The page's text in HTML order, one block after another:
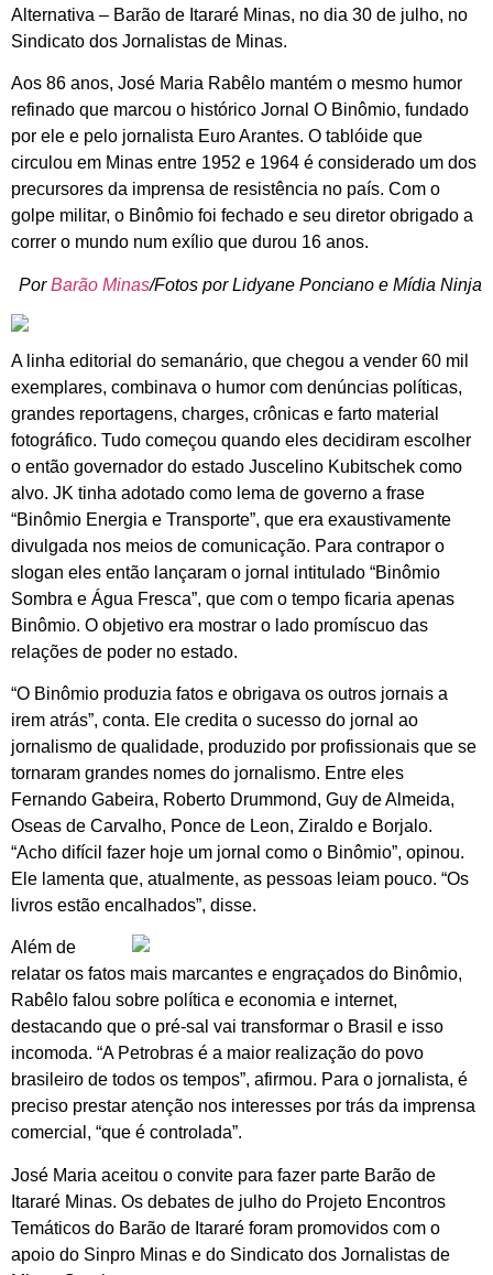
Alternativa – Barão de Itararé Minas, no dia 30 de julho, no
Sindicato dos Jornalistas de Minas.
Aos 86 anos, José Maria Rabêlo mantém o mesmo humor
refinado que marcou o histórico Jornal O Binômio, fundado
por ele e pelo jornalista Euro Arantes. O tablóide que
circulou em Minas entre 1952 e 1964 é considerado um dos
precursores da imprensa de resistência no país. Com o
golpe militar, o Binômio foi fechado e seu diretor obrigado a
correr o mundo num exílio que durou 16 anos.
PorBarão Minas/Fotos por Lidyane Ponciano e Mídia Ninja
A linha editorial do semanário, que chegou a vender 60 mil
exemplares, combinava o humor com denúncias políticas,
grandes reportagens, charges, crônicas e farto material
fotográfico. Tudo começou quando eles decidiram escolher
o então governador do estado Juscelino Kubitschek como
alvo. JK tinha adotado como lema de governo a frase
“Binômio Energia e Transporte”, que era exaustivamente
divulgada nos meios de comunicação. Para contrapor o
slogan eles então lançaram o jornal intitulado “Binômio
Sombra e Água Fresca”, que com o tempo ficaria apenas
Binômio. O objetivo era mostrar o lado promíscuo das
relações de poder no estado.
“O Binômio produzia fatos e obrigava os outros jornais a
irem atrás”, conta. Ele credita o sucesso do jornal ao
jornalismo de qualidade, produzido por profissionais que se
tornaram grandes nomes do jornalismo. Entre eles
Fernando Gabeira, Roberto Drummond, Guy de Almeida,
Oseas de Carvalho, Ponce de Leon, Ziraldo e Borjalo.
“Acho difícil fazer hoje um jornal como o Binômio”, opinou.
Ele lamenta que, atualmente, as pessoas leiam pouco. “Os
livros estão encalhados”, disse.
Além de
relatar os fatos mais marcantes e engraçados do Binômio,
Rabêlo falou sobre política e economia e internet,
destacando que o pré-sal vai transformar o Brasil e isso
incomoda. “A Petrobras é a maior realização do povo
brasileiro de todos os tempos”, afirmou. Para o jornalista, é
preciso prestar atenção nos interesses por trás da imprensa
comercial, “que é controlada”.
José Maria aceitou o convite para fazer parte Barão de
Itararé Minas. Os debates de julho do Projeto Encontros
Temáticos do Barão de Itararé foram promovidos com o
apoio do Sinpro Minas e do Sindicato dos Jornalistas de